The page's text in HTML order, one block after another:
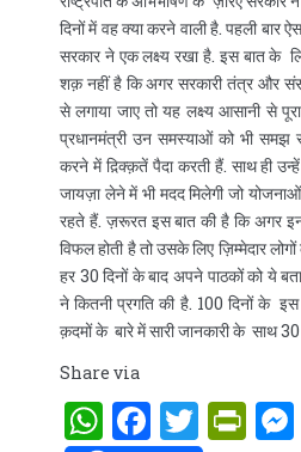
दिनों में वह क्या करने वाली है. पहली
सरकार ने एक लक्ष्य रखा है. इस बात के
शक़ नहीं है कि अगर सरकारी तंत्र और
से लगाया जाए तो यह लक्ष्य आसानी से
प्रधानमंत्री उन समस्याओं को भी समझ
करने में द़िक्क़तें पैदा करती हैं. साथ ही
जायज़ा लेने में भी मदद मिलेगी जो
रहते हैं. ज़रूरत इस बात की है कि अगर इन
विफल होती है तो उसके लिए ज़िम्मेदार
हर 30 दिनों के बाद अपने पाठकों को ये
ने कितनी प्रगति की है. 100 दिनों के
क़दमों के बारे में सारी जानकारी के साथ 30
Share via
WhatsApp